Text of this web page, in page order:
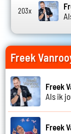
203x
Freek
Freek
Als ik
Freek